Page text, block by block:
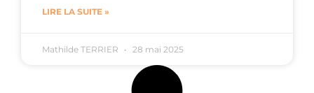
LIRE LA SUITE »
Mathilde TERRIER 28 mai 2025